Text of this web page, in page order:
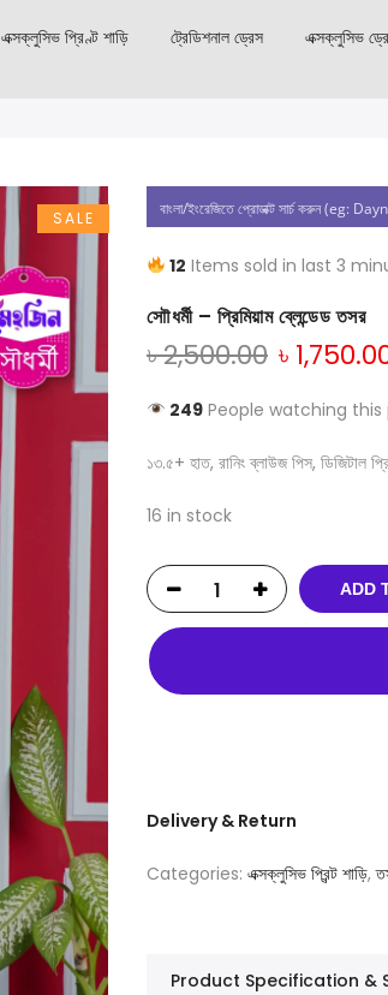
এক্সক্লুসিভ প্রিণ্ট শাড়ি ট্রেডিশনাল ড্রেস এক্সক্লুসিভ
SALE
12 Items sold in last 3
সাৌধর্মী – প্রিমিয়াম ব্লেন্ডেড তসর
৳2,500.00 ৳
249People watching this
১৩.৫+ হাত, রানিং ব্লাউজ পিস, ডিজিটাল
16 in stock
ADD
Delivery & Return
Categories: এক্সক্লুসিভ প্রিন্ট শাড়ি,
Product Specification &